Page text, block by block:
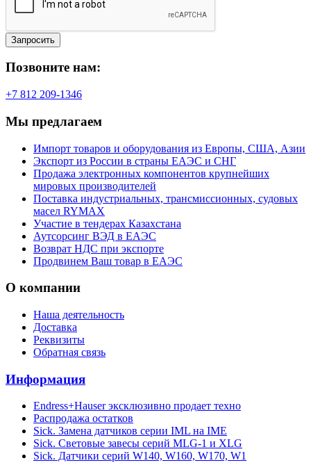
Запросить
Позвоните нам:
+7 812 209-1346
Мы предлагаем
Импорт товаров и оборудования из Европы, США, Азии
Экспорт из России в страны ЕАЭС и СНГ
Продажа электронных компонентов крупнейших
мировых производителей
Поставка индустриальных, трансмиссионных, судовых
масел RYMAX
Участие в тендерах Казахстана
Аутсорсинг ВЭД в ЕАЭС
Возврат НДС при экспорте
Продвинем Ваш товар в ЕАЭС
О компании
Наша деятельность
Доставка
Реквизиты
Обратная связь
Информация
Endress+Hauser эксклюзивно продает техно
Распродажа остатков
Sick. Замена датчиков серии IML на IME
Sick. Световые завесы серий MLG-1 и XLG
Sick. Датчики серий W140, W160, W170, W1